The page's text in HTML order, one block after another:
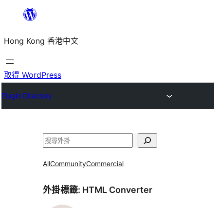
主
要
內
Hong Kong 香港中文
取得 WordPress
Plugin Directory
搜
AllCommunityCommercial
外掛標籤: HTML Converter